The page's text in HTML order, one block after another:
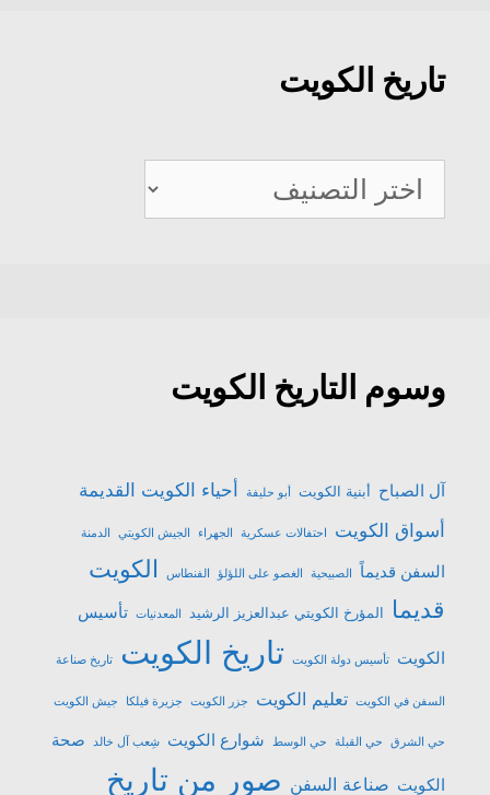
تاريخ الكويت
تاريخ
الكويت
وسوم التاريخ الكويت
آل الصباح أبنية الكويت أبو حليفة
أحياء الكويت القديمة
أسواق الكويت
احتفالات عسكرية الجهراء الجيش الكويتي الدمنة
السفن قديماً الصبيحية الغصو على اللؤلؤ الفنطاس
الكويت
قديما
المؤرخ الكويتي عبدالعزيز الرشيد المعدنيات تأسيس
الكويت تأسيس دولة الكويت تاريخ الكويت تاريخ صناعة
السفن في الكويت تعليم الكويت جزر الكويت جزيرة فيلكا جيش الكويت
حي الشرق حي القبلة حي الوسط شوارع الكويت شِعب آل خالد صحة
الكويت صناعة السفن صور من تاريخ